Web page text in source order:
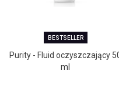
BESTSELLER
Purity - Fluid oczyszczający
ml